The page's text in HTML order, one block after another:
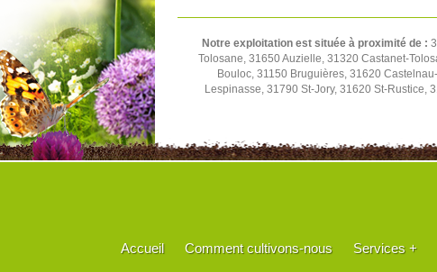
Notre exploitation est située à proximité de :
Tolosane, 31650 Auzielle, 31320 Castanet-
Bouloc, 31150 Bruguières, 31620
Lespinasse, 31790 St-Jory, 31620 St-
Accueil Comment cultivons-nous Services +